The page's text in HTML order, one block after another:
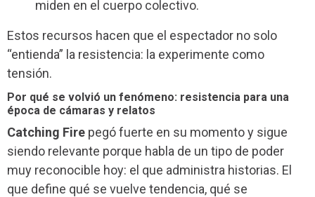
miden en el cuerpo colectivo.
Estos recursos hacen que el espectador no solo
“entienda” la resistencia: la experimente como
tensión.
Por qué se volvió un fenómeno: resistencia para una
época de cámaras y relatos
Catching Fire pegó fuerte en su momento y sigue
siendo relevante porque habla de un tipo de poder
muy reconocible hoy: el que administra historias. El
que define qué se vuelve tendencia, qué se